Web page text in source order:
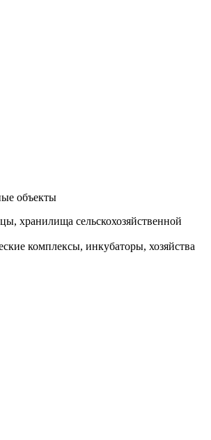
объекты
хранилища сельскохозяйственной
комплексы, инкубаторы, хозяйства